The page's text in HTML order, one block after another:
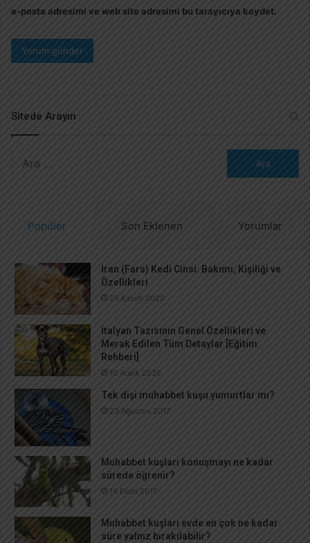
e-posta adresimi ve web site adresimi bu tarayıcıya kaydet.
Sitede Arayın
Popüler Son Eklenen Yorumlar
İran (Fars) Kedi Cinsi: Bakımı, Kişiliği ve
Özellikleri
25 Kasım 2020
İtalyan Tazısının Genel Özellikleri ve
Merak Edilen Tüm Detaylar [Eğitim
Rehberi]
10 Aralık 2020
Tek dişi muhabbet kuşu yumurtlar mı?
23 Ağustos 2017
Muhabbet kuşları konuşmayı ne kadar
sürede öğrenir?
14 Ekim 2017
Muhabbet kuşları evde en çok ne kadar
süre yalnız bırakılabilir?